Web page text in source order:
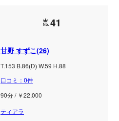
41
甘野 すずこ(26)
T.153 B.86(D) W.59 H.88
口コミ：0件
90分 / ￥22,000
ティアラ